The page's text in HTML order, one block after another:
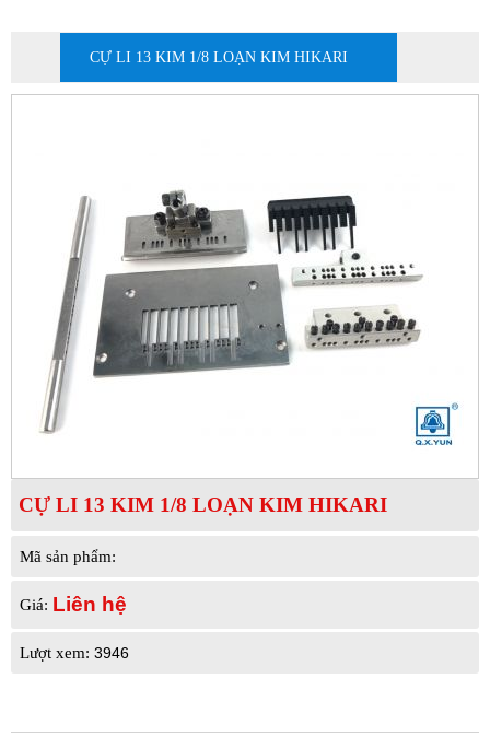
CỰ LI 13 KIM 1/8 LOẠN KIM HIKARI
CỰ LI 13 KIM 1/8 LOẠN KIM HIKARI
Mã sản phẩm:
Giá: Liên hệ
Lượt xem: 3946